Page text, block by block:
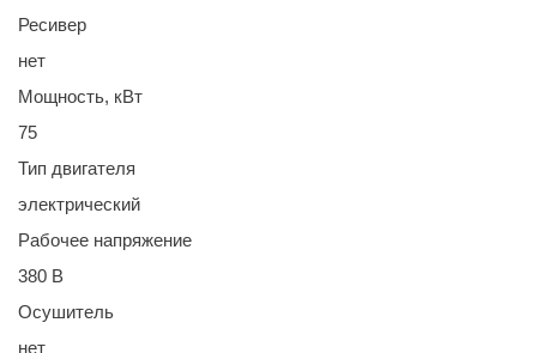
Ресивер
нет
Мощность, кВт
75
Тип двигателя
электрический
Рабочее напряжение
380 В
Осушитель
нет